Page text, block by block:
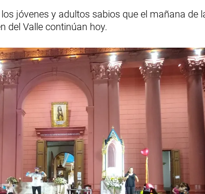
jóvenes y adultos sabios que el mañana de
del Valle continúan hoy.